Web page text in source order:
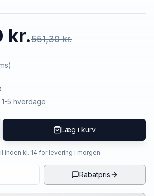
kr.551,30 kr.
5 hverdage
Læg i kurv
inden kl. 14 for levering i morgen
Rabatpris